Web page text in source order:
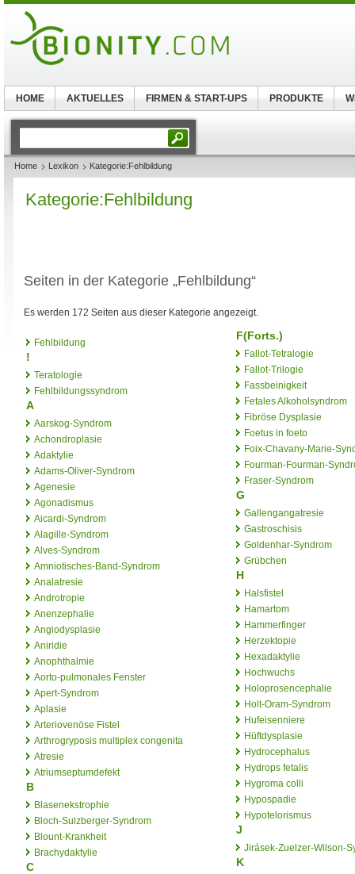
Home Lexikon Kategorie:Fehlbildung
Kategorie:Fehlbildung
Seiten in der Kategorie „Fehlbildung“
Es werden 172 Seiten aus dieser Kategorie angezeigt.
Fehlbildung
!
Teratologie
Fehlbildungssyndrom
A
Aarskog-Syndrom
Achondroplasie
Adaktylie
Adams-Oliver-Syndrom
Agenesie
Agonadismus
Aicardi-Syndrom
Alagille-Syndrom
Alves-Syndrom
Amniotisches-Band-Syndrom
Analatresie
Androtropie
Anenzephalie
Angiodysplasie
Aniridie
Anophthalmie
Aorto-pulmonales Fenster
Apert-Syndrom
Aplasie
Arteriovenöse Fistel
Arthrogryposis multiplex congenita
Atresie
Atriumseptumdefekt
B
Blasenekstrophie
Bloch-Sulzberger-Syndrom
Blount-Krankheit
Brachydaktylie
C
F(Forts.)
Fallot-Tetralogie
Fallot-Trilogie
Fassbeinigkeit
Fetales Alkoholsyndrom
Fibröse Dysplasie
Foetus in foeto
Foix-Chavany-Marie-
Fourman-Fourman-
Fraser-Syndrom
G
Gallengangatresie
Gastroschisis
Goldenhar-Syndrom
Grübchen
H
Halsfistel
Hamartom
Hammerfinger
Herzektopie
Hexadaktylie
Hochwuchs
Holoprosencephalie
Holt-Oram-Syndrom
Hufeisenniere
Hüftdysplasie
Hydrocephalus
Hydrops fetalis
Hygroma colli
Hypospadie
Hypotelorismus
J
Jirásek-Zuelzer-Wilson-
K
HOME AKTUELLES FIRMEN & START-UPS PRODUKTE